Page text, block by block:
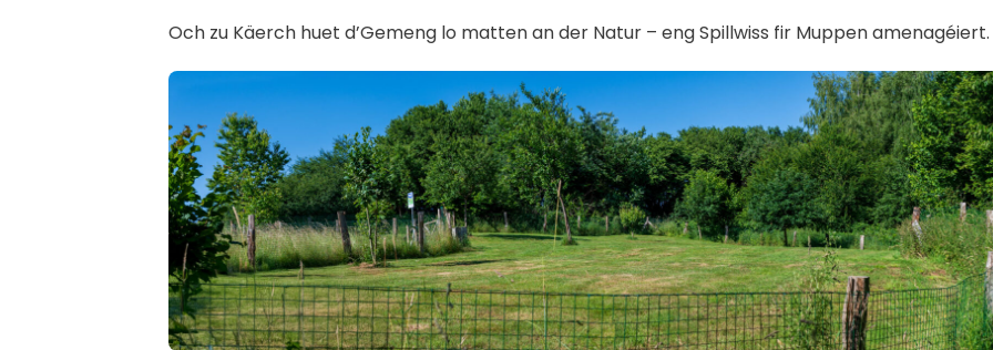
Och zu Käerch huet d’Gemeng lo matten an der Natur – eng Spillwiss fir Muppen amenagéiert.